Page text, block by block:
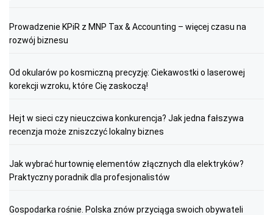
Prowadzenie KPiR z MNP Tax & Accounting – więcej czasu na
rozwój biznesu
Od okularów po kosmiczną precyzję: Ciekawostki o laserowej
korekcji wzroku, które Cię zaskoczą!
Hejt w sieci czy nieuczciwa konkurencja? Jak jedna fałszywa
recenzja może zniszczyć lokalny biznes
Jak wybrać hurtownię elementów złącznych dla elektryków?
Praktyczny poradnik dla profesjonalistów
Gospodarka rośnie. Polska znów przyciąga swoich obywateli